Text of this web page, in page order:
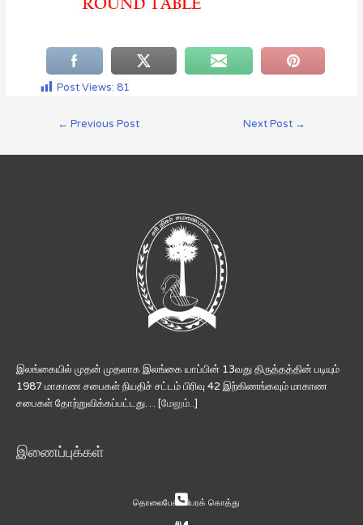
Post Views: 81
← Previous Post Next Post →
இலங்கையில் முதன் முதலாக இலங்கை யாப்பின் 13வது திருத்தத்தின் படியும்
1987 மாகாண சபைகள் நியதிச் சட்டம் பிரிவு 42 இற்கிணங்கவும் மாகாண
சபைகள் தோற்றுவிக்கப்பட்டது… [மேலும்..]
இணைப்புக்கள்
தொலைபேசி விபரக் கொத்து